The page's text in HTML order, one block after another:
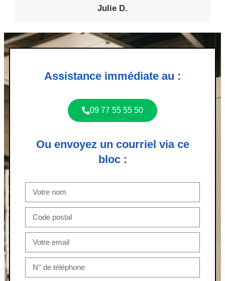
Julie D.
Assistance immédiate au :
09 77 55 55 50
Ou envoyez un courriel via ce
bloc :